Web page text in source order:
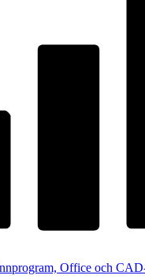
Office och